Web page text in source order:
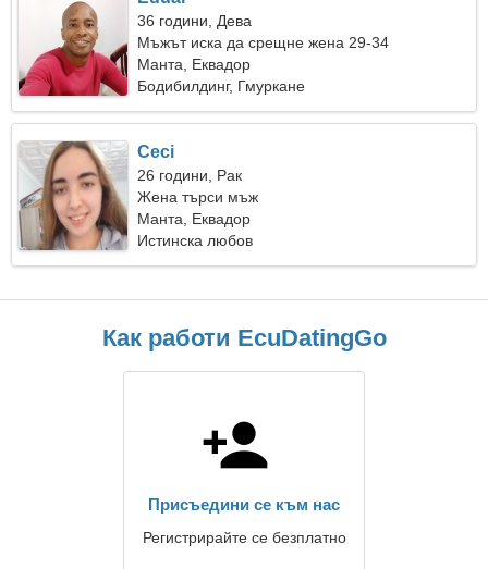
36 години, Дева
Мъжът иска да срещне жена 29-34
Mанта, Еквадор
Бодибилдинг, Гмуркане
Ceci
26 години, Рак
Жена търси мъж
Mанта, Еквадор
Истинска любов
Как работи EcuDatingGo
Присъедини се към нас
Регистрирайте се безплатно